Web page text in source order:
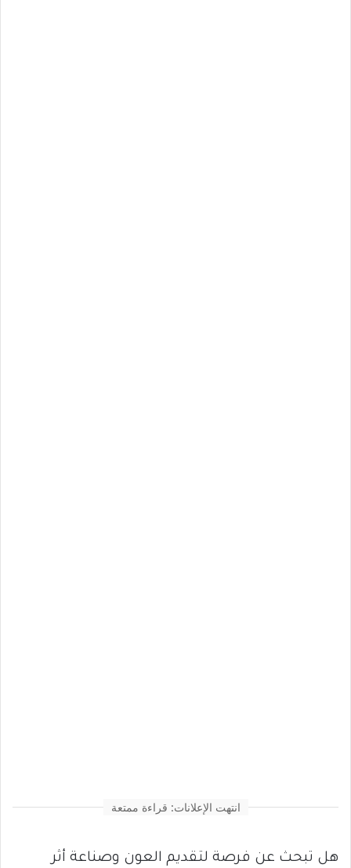
انتهت الإعلانات: قراءة ممتعة
هل تبحث عن فرصة لتقديم العون وصناعة أثر